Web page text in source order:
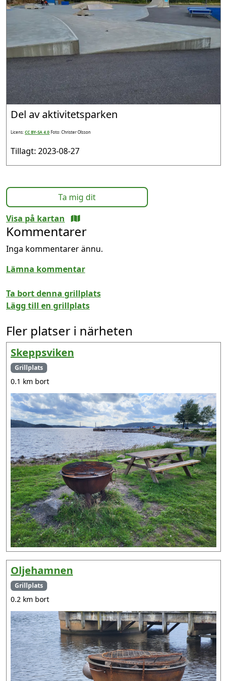
Del av aktivitetsparken
Licens:CC BY-SA 4.0Foto: Christer Olsson
Tillagt: 2023-08-27
Ta mig dit
Visa på kartan
Kommentarer
Inga kommentarer ännu.
Lämna kommentar
Ta bort denna grillplats
Lägg till en grillplats
Fler platser i närheten
Skeppsviken
Grillplats
0.1 km bort
Oljehamnen
Grillplats
0.2 km bort